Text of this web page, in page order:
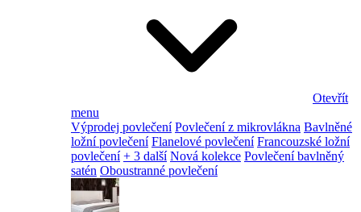
Otevřít
menu
Výprodej povlečení Povlečení z mikrovlákna Bavlněné
ložní povlečení Flanelové povlečení Francouzské ložní
povlečení + 3 další Nová kolekce Povlečení bavlněný
satén Oboustranné povlečení